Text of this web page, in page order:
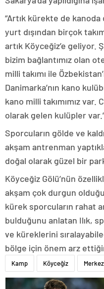
“Artık kürekte de kanoda
yurt dışından birçok
artık Köyceğiz’e geliyor.
bizim bağlantımız olan
milli takımı ile
Danimarka’nın kano
kano milli takımımız
olarak gelen kulüpler
Sporcuların gölde ve
akşam antrenman
doğal olarak güzel bir
Köyceğiz Gölü’nün
akşam çok durgun
kürek sporcuların rahat
bulduğunu anlatan Ilık,
ve küreklerini
bölge için önem arz
Kamp Köyceğiz